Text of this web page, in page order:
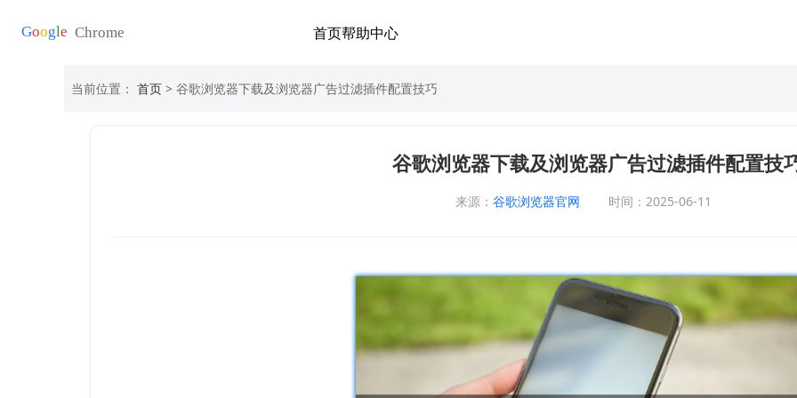
首页帮助中心
当前位置： 首页 > 谷歌浏览器下载及浏览器广告过滤插件配置技巧
谷歌浏览器下载及浏览器广告过滤插件配置技
来源： 谷歌浏览器官网 时间：2025-06-11